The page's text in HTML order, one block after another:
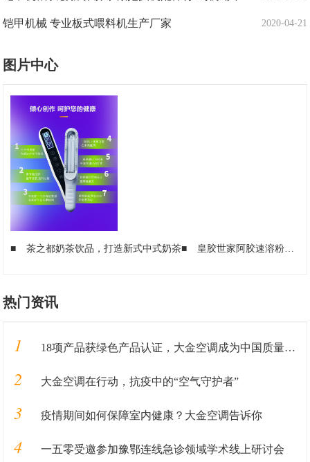
2020-04-21
铠甲机械 专业板式喂料机生产厂家
图片中心
■ 茶之都奶茶饮品，打造新式中式奶茶■ 皇胶世家阿胶速溶粉，促进国之瑰宝阿胶行业健康发展
热门资讯
1 18项产品获绿色产品认证，大金空调成为中国质量认证中心“绿色产品首批获证企业”
2 大金空调在行动，抗疫中的“空气守护者”
3 疫情期间如何保障室内健康？大金空调告诉你
4 一五零受邀参加豫鄂连线急诊领域学术线上研讨会